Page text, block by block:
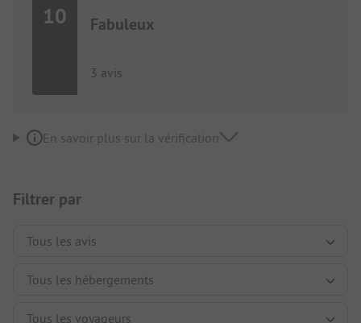
10 Fabuleux
3 avis
En savoir plus sur la vérification
Filtrer par